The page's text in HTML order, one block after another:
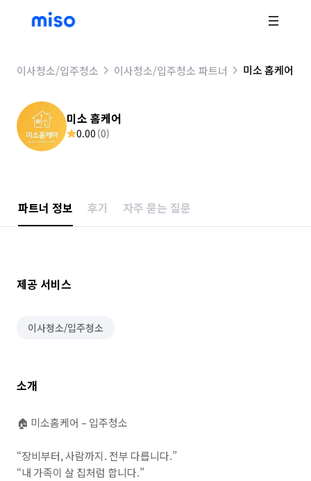
이사청소/입주청소 이사청소/입주청소 파트너 미소 홈케어
미소 홈케어
0.00 (0)
파트너 정보 후기 자주 묻는 질문
제공 서비스
이사청소/입주청소
소개
🏠 미소홈케어 – 입주청소
“장비부터, 사람까지. 전부 다릅니다.”
“내 가족이 살 집처럼 합니다.”